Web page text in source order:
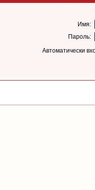
Имя:
Пароль:
Автоматически